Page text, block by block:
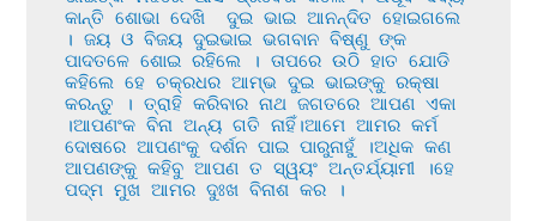
କାନ୍ତି ଶୋଭା ଦେଖି  ଦୁଇ ଭାଇ ଆନନ୍ଦିତ ହୋଇଗଲେ
। ଜୟ ଓ ବିଜୟ ଦୁଇଭାଇ ଭଗବାନ ବିଷ୍ଣୁ ଙ୍କ
ପାଦତଳେ ଶୋଇ ରହିଲେ । ତାପରେ ଉଠି ହାତ ଯୋଡି
କହିଲେ ହେ ଚକ୍ରଧର ଆମ୍ଭ ଦୁଇ ଭାଇଙ୍କୁ ରକ୍ଷା
କରନ୍ତୁ । ତ୍ରାହି କରିବାର ନାଥ ଜଗତରେ ଆପଣ ଏକା
।ଆପଣଂକ ବିନା ଅନ୍ୟ ଗତି ନାହିଁ।ଆମେ ଆମର କର୍ମ
ଦୋଷରେ ଆପଣଂକୁ ଦର୍ଶନ ପାଇ ପାରୁନାହୁଁ ।ଅଧିକ କଣ
ଆପଣଙ୍କୁ କହିବୁ ଆପଣ ତ ସ୍ୱୟଂ ଅନ୍ତର୍ଯ୍ୟାମୀ ।ହେ
ପଦ୍ମ ମୁଖ ଆମର ଦୁଃଖ ବିନାଶ କର ।